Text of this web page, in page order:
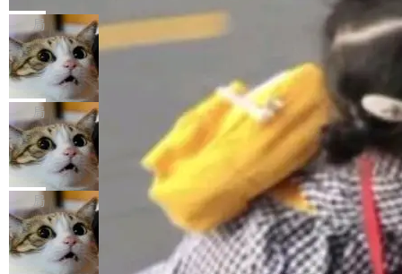
“启蒙老师”。 而今年，恰好是雷霄骅离世十周
年。FFmpeg 社区最终选择用一个大版本的名
字，留下了这份纪念。 雷霄骅曾是中国传媒大学
数字电视技术方向的博士生，长期从事视频、音
频技...
编写程序，目标是完成电商平台作者信息与商品
列表的数据匹配 —— 一项常规的数据处理任
务，最终却产生了 180 万美元的账单，实际支出
超出原定预算 860%。 更令人意外的是，该项目
最终并未成功落地，而高额算力消耗持续运行长
达 5 个月，公司直到财务对账时才察觉异常。这
意味着一个无人看管的 AI 程序，在近半年时间
里日夜不停地"烧钱"。 复盘显示，...
e CEO Clément Delangue 在 CNBC 的采访里
没有拐弯抹角。他说中国正在赢得 AI 竞赛，而
且按目前的速度，中国 AI 工具预计在今年底或
2027 年就能追上美国前沿实验室的水平。 Dela
ngue 把原因归结为一件事：开放协作。中国的
AI 开发者在一个共享和协作的生态里加速迭代，
而美国模型厂商在"闭门造车"。他的原话是 "buil
ding in silos"——各自为战，互不通气。 这个判
断从他嘴里说出来分量不同。Hugging Face 是
全球最大的开源 AI 平台，上面跑着上百万个模
型。谁在开源赛道上领先，...
局
当 AI agent 把源码变成了最好的扩展系
统，开发者工具必须开源
五年前，David Crawshaw 问过很多软件工程师
一个问题：你写过什么给自己用的程序？答案几
乎都是没有。工程师们整天用别人写的程序写程
序给别人用。偶尔有人自己写个博客系统、智能
家居控制、家庭实验室，都算稀奇事。 Crawsh
aw 是 Shelley 的作者，一个开源 AI coding age
nt。他最近在博客上写了一篇文章，核心论点很
简单：开发者工具必须开源。 理由不是传统的自
由软件情怀，而是一个跟 AI agent 直接相关的
局
DeepSeek Harness 宣布内测邀请，全
网最大规模开源 Agent 路演现场诞生
一条内测招募帖，发出去的时候大概没人想到它
会变成一场开源 Agent 生态的路演。 8月1日，
DeepSeek Harness 团队负责人崔添翼（tiany
i）在 X 上发帖： 「如果你是 Agent Harness 相
关开源项目的开发者，希望参加 DeepSeek Har
局
商汤 SenseNova U1.5-Lite-Preview
开源
商汤科技宣布面向社区开源轻量级统一多模态模